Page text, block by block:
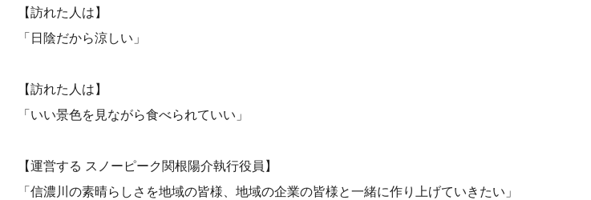
【訪れた人は】
「日陰だから涼しい」
【訪れた人は】
「いい景色を見ながら食べられていい」
【運営する スノーピーク関根陽介執行役員】
「信濃川の素晴らしさを地域の皆様、地域の企業の皆様と一緒に作り上げていきたい」